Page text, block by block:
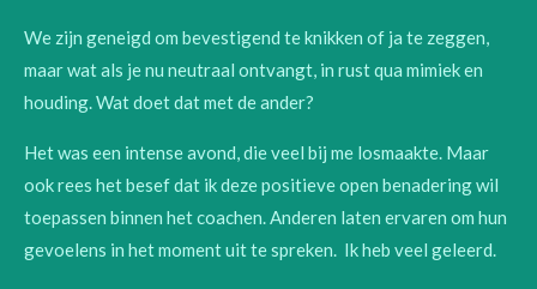
We zijn geneigd om bevestigend te knikken of ja te zeggen,
maar wat als je nu neutraal ontvangt, in rust qua mimiek en
houding. Wat doet dat met de ander?
Het was een intense avond, die veel bij me losmaakte. Maar
ook rees het besef dat ik deze positieve open benadering wil
toepassen binnen het coachen. Anderen laten ervaren om hun
gevoelens in het moment uit te spreken. Ik heb veel geleerd.